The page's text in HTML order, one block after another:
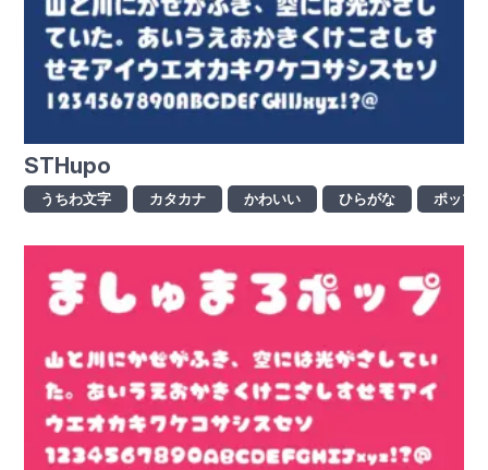
STHupo
うちわ文字 カタカナ かわいい ひらがな ポップ